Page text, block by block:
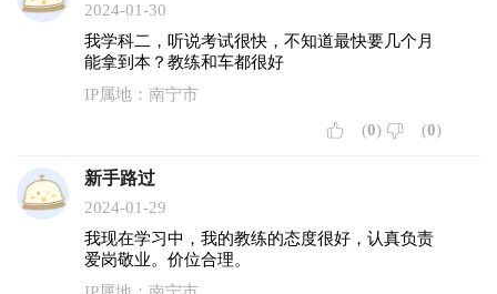
2024-01-30
我学科二，听说考试很快，不知道最快要几个月
能拿到本？教练和车都很好
IP属地：南宁市
(0) (0)
新手路过
2024-01-29
我现在学习中，我的教练的态度很好，认真负责
爱岗敬业。价位合理。